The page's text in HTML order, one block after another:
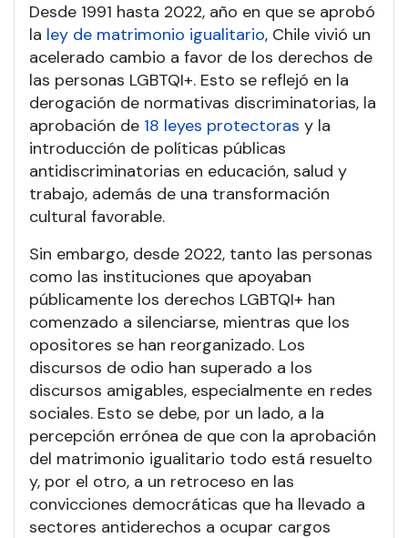
Desde 1991 hasta 2022, año en que se aprobó
la ley de matrimonio igualitario, Chile vivió un
acelerado cambio a favor de los derechos de
las personas LGBTQI+. Esto se reflejó en la
derogación de normativas discriminatorias, la
aprobación de 18 leyes protectoras y la
introducción de políticas públicas
antidiscriminatorias en educación, salud y
trabajo, además de una transformación
cultural favorable.
Sin embargo, desde 2022, tanto las personas
como las instituciones que apoyaban
públicamente los derechos LGBTQI+ han
comenzado a silenciarse, mientras que los
opositores se han reorganizado. Los
discursos de odio han superado a los
discursos amigables, especialmente en redes
sociales. Esto se debe, por un lado, a la
percepción errónea de que con la aprobación
del matrimonio igualitario todo está resuelto
y, por el otro, a un retroceso en las
convicciones democráticas que ha llevado a
sectores antiderechos a ocupar cargos